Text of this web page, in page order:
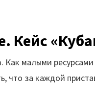
данных
Кейс
малыми ресурсами
что за каждой